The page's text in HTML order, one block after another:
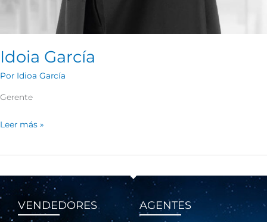
Idoia García
Por Idioa García
Gerente
Leer más »
VENDEDORES AGENTES